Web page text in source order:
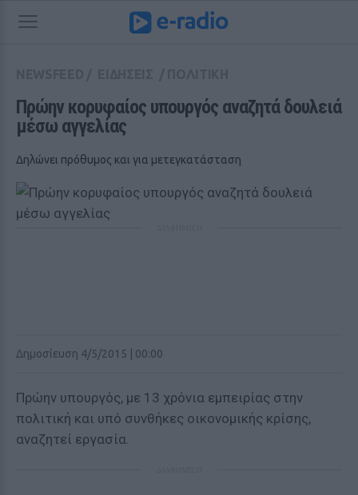
Πρώην κορυφαίος υπουργός αναζητά δουλειά
μέσω αγγελίας
Δηλώνει πρόθυμος και για μετεγκατάσταση
Δημοσίευση 4/5/2015 | 00:00
Πρώην υπουργός, με 13 χρόνια εμπειρίας στην
πολιτική και υπό συνθήκες οικονομικής κρίσης,
αναζητεί εργασία.